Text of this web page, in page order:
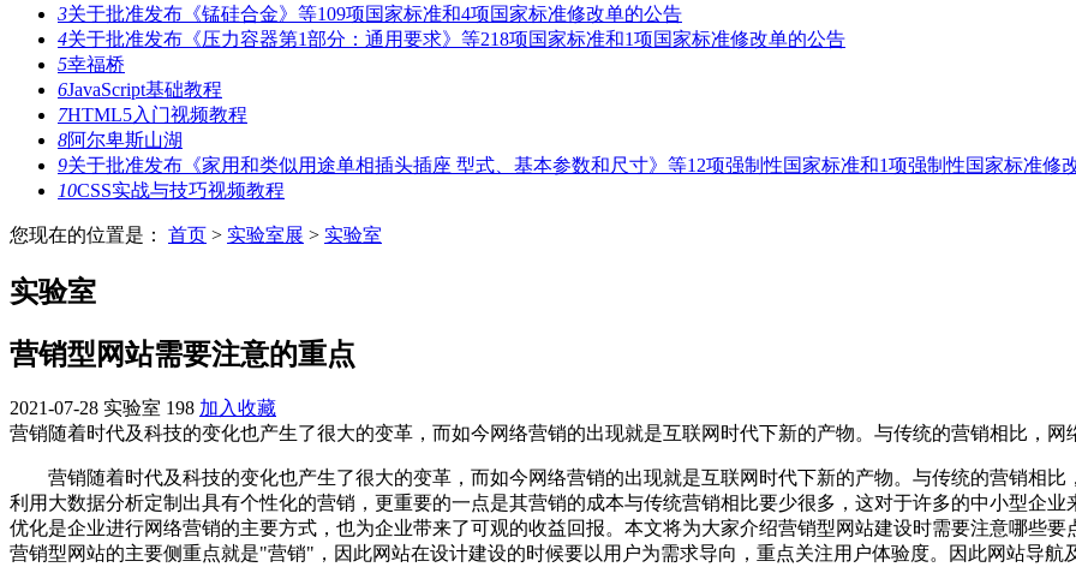
3关于批准发布《锰硅合金》等109项国家标准和4项国家标准修改单的公告
4关于批准发布《压力容器第1部分：通用要求》等218项国家标准和1项国家标准修改单的公告
5幸福桥
6JavaScript基础教程
7HTML5入门视频教程
8阿尔卑斯山湖
9关于批准发布《家用和类似用途单相插头插座 型式、基本参数和尺寸》等12项强制性国家标准和1项强制性国家标准修
10CSS实战与技巧视频教程
您现在的位置是： 首页 > 实验室展 > 实验室
实验室
营销型网站需要注意的重点
2021-07-28 实验室 198 加入收藏
营销随着时代及科技的变化也产生了很大的变革，而如今网络营销的出现就是互联网时代下新的产物。与传统的营销相比，
营销随着时代及科技的变化也产生了很大的变革，而如今网络营销的出现就是互联网时代下新的产物。与传统的营销相比
利用大数据分析定制出具有个性化的营销，更重要的一点是其营销的成本与传统营销相比要少很多，这对于许多的中小型企
优化是企业进行网络营销的主要方式，也为企业带来了可观的收益回报。本文将为大家介绍营销型网站建设时需要注意哪些要
营销型网站的主要侧重点就是"营销"，因此网站在设计建设的时候要以用户为需求导向，重点关注用户体验度。因此网站导